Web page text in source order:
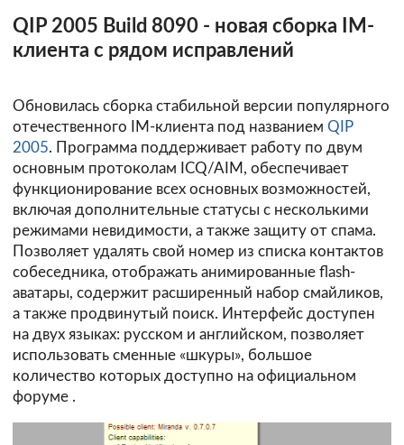
QIP 2005 Build 8090 - новая сборка IM-
клиента с рядом исправлений
Обновилась сборка стабильной версии популярного
отечественного IM-клиента под названием QIP
2005. Программа поддерживает работу по двум
основным протоколам ICQ/AIM, обеспечивает
функционирование всех основных возможностей,
включая дополнительные статусы с несколькими
режимами невидимости, а также защиту от спама.
Позволяет удалять свой номер из списка контактов
собеседника, отображать анимированные flash-
аватары, содержит расширенный набор смайликов,
а также продвинутый поиск. Интерфейс доступен
на двух языках: русском и английском, позволяет
использовать сменные «шкуры», большое
количество которых доступно на официальном
форуме .